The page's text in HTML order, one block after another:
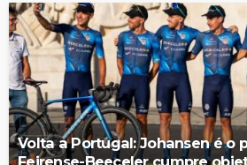
Volta a Portugal: Johansen é o
Feirense-Beeceler cumpre